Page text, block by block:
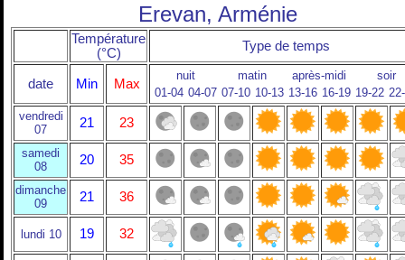
Erevan, Arménie
Température
(°C)
Type de temps
date Min Max
nuit matin après-midi
soir
01-04 04-07 07-10 10-13 13-16 16-19 19-22
vendredi
07
21 23
samedi
08
20 35
dimanche
09
21 36
lundi 10 19 32